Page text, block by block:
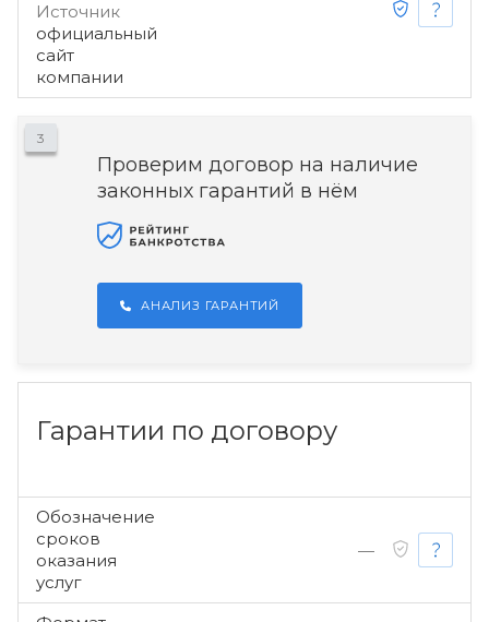
Источник
официальный
сайт
компании
3
Проверим договор на наличие
законных гарантий в нём
АНАЛИЗ ГАРАНТИЙ
Гарантии по договору
Обозначение
сроков
оказания
услуг
—